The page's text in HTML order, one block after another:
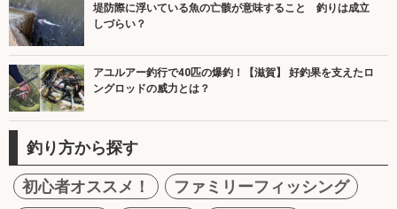
堤防際に浮いている魚の亡骸が意味すること 釣りは成立
しづらい？
アユルアー釣行で40匹の爆釣！【滋賀】 好釣果を支えたロ
ングロッドの威力とは？
釣り方から探す
初心者オススメ！
ファミリーフィッシング